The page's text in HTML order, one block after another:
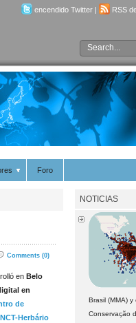
encendido Twitter | RSS
Foro
Comments (0)
en Belo
en
de
Herbário
NOTICIAS
Brasil (MMA)
Conservação